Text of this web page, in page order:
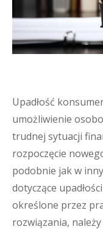
Upadłość
umożliwienie
trudnej sytuacji
rozpoczęcie
podobnie jak w
dotyczące
określone przez
rozwiązania,